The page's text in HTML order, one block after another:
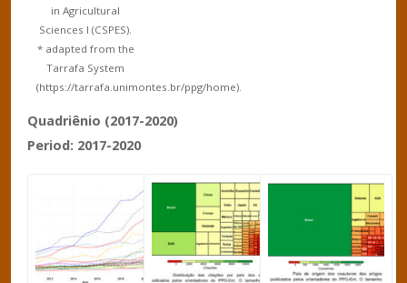
in Agricultural
Sciences I (CSPES).
* adapted from the
Tarrafa System
(https://tarrafa.unimontes.br/ppg/home).
Quadriênio (2017-2020)
Period: 2017-2020